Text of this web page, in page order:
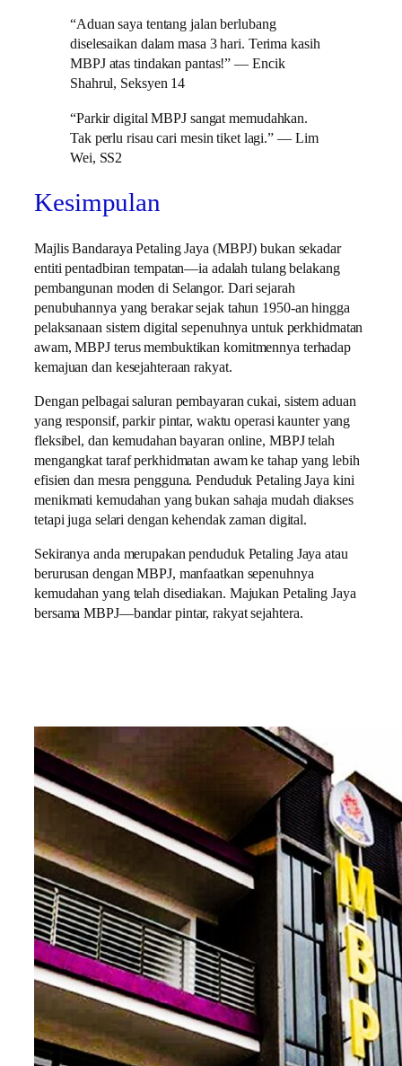
“Aduan saya tentang jalan berlubang
diselesaikan dalam masa 3 hari. Terima kasih
MBPJ atas tindakan pantas!” — Encik
Shahrul, Seksyen 14
“Parkir digital MBPJ sangat memudahkan.
Tak perlu risau cari mesin tiket lagi.” — Lim
Wei, SS2
Kesimpulan
Majlis Bandaraya Petaling Jaya (MBPJ) bukan sekadar
entiti pentadbiran tempatan—ia adalah tulang belakang
pembangunan moden di Selangor. Dari sejarah
penubuhannya yang berakar sejak tahun 1950-an hingga
pelaksanaan sistem digital sepenuhnya untuk perkhidmatan
awam, MBPJ terus membuktikan komitmennya terhadap
kemajuan dan kesejahteraan rakyat.
Dengan pelbagai saluran pembayaran cukai, sistem aduan
yang responsif, parkir pintar, waktu operasi kaunter yang
fleksibel, dan kemudahan bayaran online, MBPJ telah
mengangkat taraf perkhidmatan awam ke tahap yang lebih
efisien dan mesra pengguna. Penduduk Petaling Jaya kini
menikmati kemudahan yang bukan sahaja mudah diakses
tetapi juga selari dengan kehendak zaman digital.
Sekiranya anda merupakan penduduk Petaling Jaya atau
berurusan dengan MBPJ, manfaatkan sepenuhnya
kemudahan yang telah disediakan. Majukan Petaling Jaya
bersama MBPJ—bandar pintar, rakyat sejahtera.